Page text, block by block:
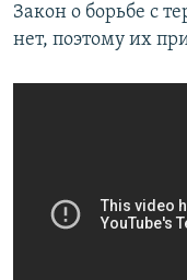
Закон о борьбе с
нет, поэтому их